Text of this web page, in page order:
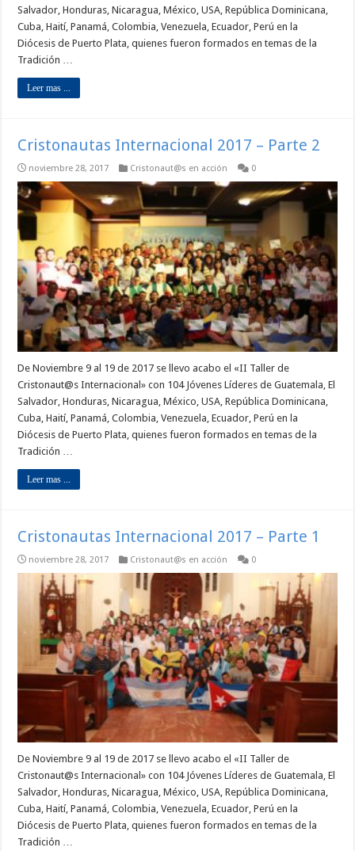
Salvador, Honduras, Nicaragua, México, USA, República Dominicana,
Cuba, Haití, Panamá, Colombia, Venezuela, Ecuador, Perú en la
Diócesis de Puerto Plata, quienes fueron formados en temas de la
Tradición …
Leer mas ...
Cristonautas Internacional 2017 – Parte 2
noviembre 28, 2017 Cristonaut@s en acción 0
De Noviembre 9 al 19 de 2017 se llevo acabo el «II Taller de
Cristonaut@s Internacional» con 104 Jóvenes Líderes de Guatemala, El
Salvador, Honduras, Nicaragua, México, USA, República Dominicana,
Cuba, Haití, Panamá, Colombia, Venezuela, Ecuador, Perú en la
Diócesis de Puerto Plata, quienes fueron formados en temas de la
Tradición …
Leer mas ...
Cristonautas Internacional 2017 – Parte 1
noviembre 28, 2017 Cristonaut@s en acción 0
De Noviembre 9 al 19 de 2017 se llevo acabo el «II Taller de
Cristonaut@s Internacional» con 104 Jóvenes Líderes de Guatemala, El
Salvador, Honduras, Nicaragua, México, USA, República Dominicana,
Cuba, Haití, Panamá, Colombia, Venezuela, Ecuador, Perú en la
Diócesis de Puerto Plata, quienes fueron formados en temas de la
Tradición …